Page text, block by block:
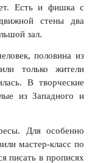
Есть и фишка с
стены два
зал.
половина из
только жители
В творческие
из Западного и
Для особенно
мастер-класс по
писать в прописях